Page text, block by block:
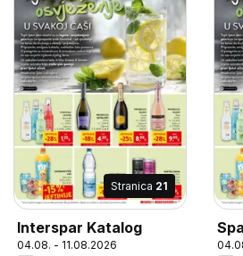
Stranica 21
Interspar Katalog
04.08. - 11.08.2026